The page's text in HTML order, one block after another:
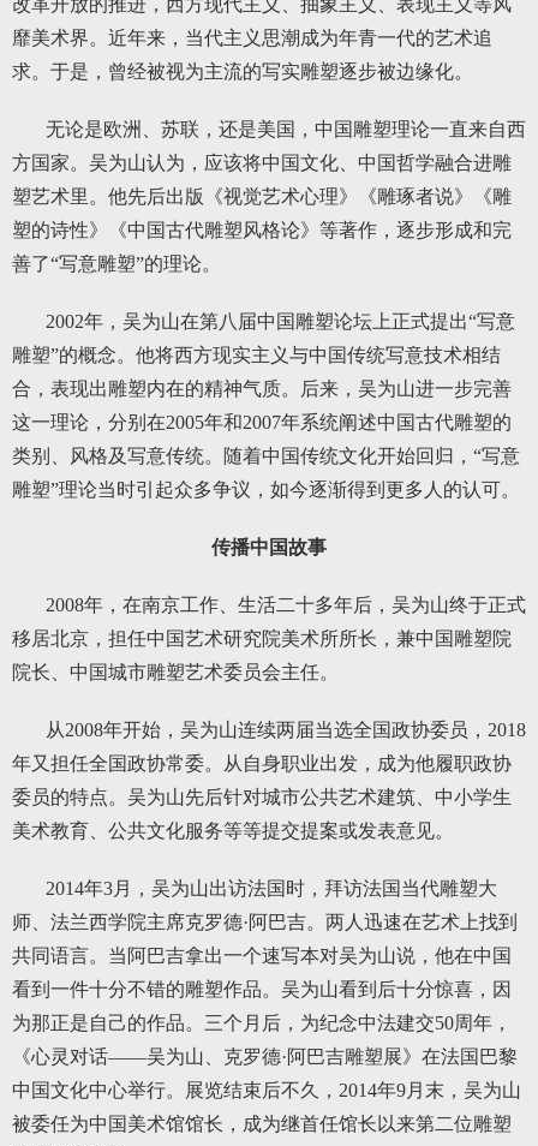
改革开放的推进，西方现代主义、抽象主义、表现主义等风
靡美术界。近年来，当代主义思潮成为年青一代的艺术追
求。于是，曾经被视为主流的写实雕塑逐步被边缘化。
无论是欧洲、苏联，还是美国，中国雕塑理论一直来自西
方国家。吴为山认为，应该将中国文化、中国哲学融合进雕
塑艺术里。他先后出版《视觉艺术心理》《雕琢者说》《雕
塑的诗性》《中国古代雕塑风格论》等著作，逐步形成和完
善了“写意雕塑”的理论。
2002年，吴为山在第八届中国雕塑论坛上正式提出“写意
雕塑”的概念。他将西方现实主义与中国传统写意技术相结
合，表现出雕塑内在的精神气质。后来，吴为山进一步完善
这一理论，分别在2005年和2007年系统阐述中国古代雕塑的
类别、风格及写意传统。随着中国传统文化开始回归，“写意
雕塑”理论当时引起众多争议，如今逐渐得到更多人的认可。
传播中国故事
2008年，在南京工作、生活二十多年后，吴为山终于正式
移居北京，担任中国艺术研究院美术所所长，兼中国雕塑院
院长、中国城市雕塑艺术委员会主任。
从2008年开始，吴为山连续两届当选全国政协委员，2018
年又担任全国政协常委。从自身职业出发，成为他履职政协
委员的特点。吴为山先后针对城市公共艺术建筑、中小学生
美术教育、公共文化服务等等提交提案或发表意见。
2014年3月，吴为山出访法国时，拜访法国当代雕塑大
师、法兰西学院主席克罗德·阿巴吉。两人迅速在艺术上找到
共同语言。当阿巴吉拿出一个速写本对吴为山说，他在中国
看到一件十分不错的雕塑作品。吴为山看到后十分惊喜，因
为那正是自己的作品。三个月后，为纪念中法建交50周年，
《心灵对话——吴为山、克罗德·阿巴吉雕塑展》在法国巴黎
中国文化中心举行。展览结束后不久，2014年9月末，吴为山
被委任为中国美术馆馆长，成为继首任馆长以来第二位雕塑